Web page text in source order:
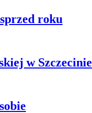
roku
w Szczecinie